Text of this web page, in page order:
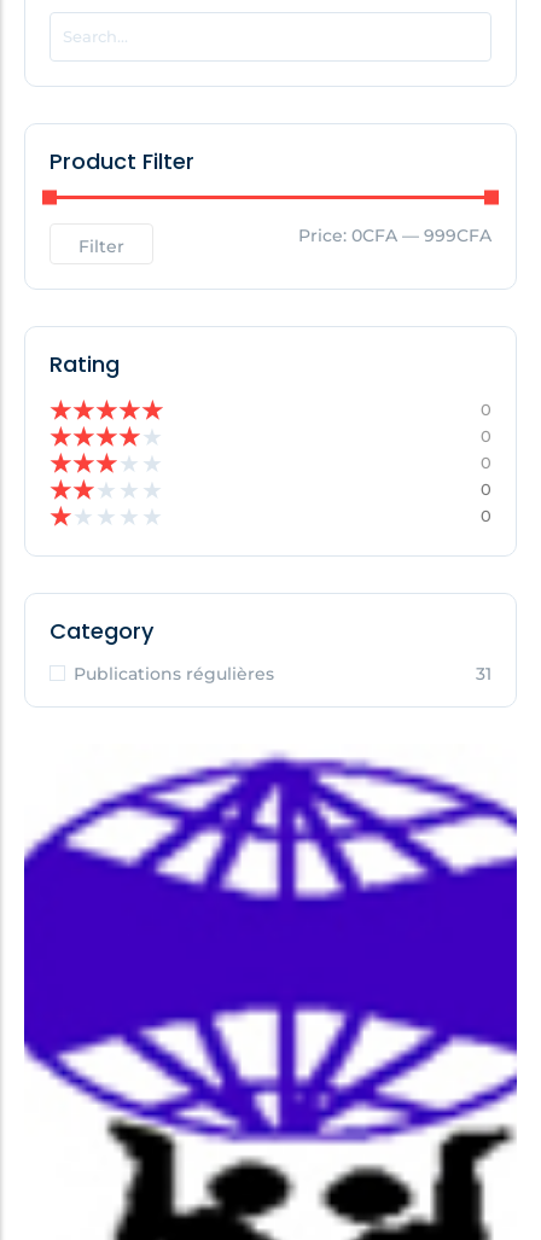
POPULAR THIS WEEK
No Posts Found!
No Posts Found!
Product Filter
Filter Price: 0CFA — 999CFA
Rating
★★★★★ 0
★★★★★ 0
★★★★ ★ 0
★★★ ★ ★ 0
★★ ★ ★ ★ 0
Category
Publications régulières 31